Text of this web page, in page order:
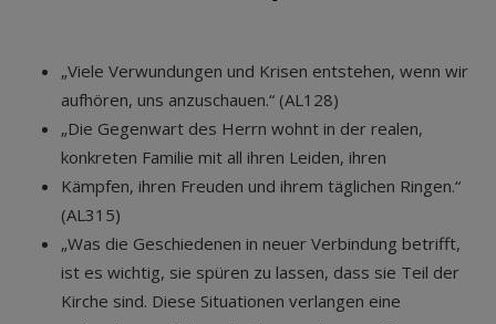
„Viele Verwundungen und Krisen entstehen, wenn wir
aufhören, uns anzuschauen.“ (AL128)
„Die Gegenwart des Herrn wohnt in der realen,
konkreten Familie mit all ihren Leiden, ihren
Kämpfen, ihren Freuden und ihrem täglichen Ringen.“
(AL315)
„Was die Geschiedenen in neuer Verbindung betrifft,
ist es wichtig, sie spüren zu lassen, dass sie Teil der
Kirche sind. Diese Situationen verlangen eine